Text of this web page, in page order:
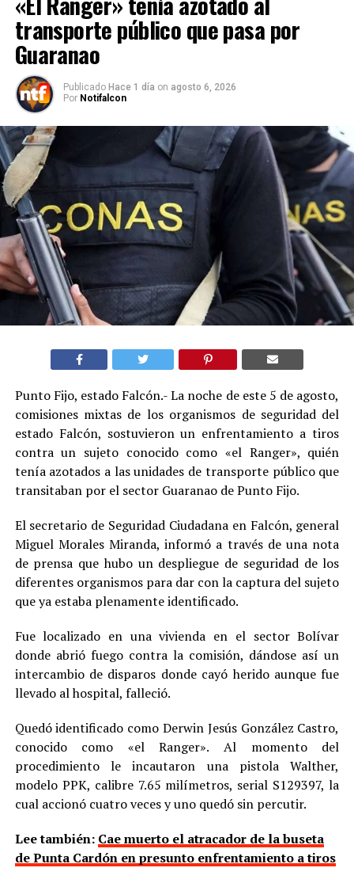
transporte público que pasa por
Guaranao
Publicado Hace 1 día on agosto 6, 2026
Por Notifalcon
Punto Fijo, estado Falcón.- La noche de este 5 de agosto,
comisiones mixtas de los organismos de seguridad del
estado Falcón, sostuvieron un enfrentamiento a tiros
contra un sujeto conocido como «el Ranger», quién
tenía azotados a las unidades de transporte público que
transitaban por el sector Guaranao de Punto Fijo.
El secretario de Seguridad Ciudadana en Falcón, general
Miguel Morales Miranda, informó a través de una nota
de prensa que hubo un despliegue de seguridad de los
diferentes organismos para dar con la captura del sujeto
que ya estaba plenamente identificado.
Fue localizado en una vivienda en el sector Bolívar
donde abrió fuego contra la comisión, dándose así un
intercambio de disparos donde cayó herido aunque fue
llevado al hospital, falleció.
Quedó identificado como Derwin Jesús González Castro,
conocido como «el Ranger». Al momento del
procedimiento le incautaron una pistola Walther,
modelo PPK, calibre 7.65 milímetros, serial S129397, la
cual accionó cuatro veces y uno quedó sin percutir.
Lee también: Cae muerto el atracador de la buseta
de Punta Cardón en presunto enfrentamiento a tiros